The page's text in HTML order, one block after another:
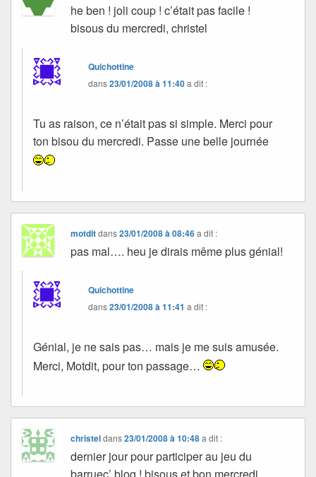
he ben ! joli coup ! c’était pas facile !
bisous du mercredi, christel
Quichottine
dans23/01/2008 à 11:40a dit :
Tu as raison, ce n’était pas si simple. Merci pour
ton bisou du mercredi. Passe une belle journée
motditdans23/01/2008 à 08:46 a dit :
pas mal…. heu je dirais même plus génial!
Quichottine
dans23/01/2008 à 11:41 a dit :
Génial, je ne sais pas… mais je me suis amusée.
Merci, Motdit, pour ton passage…
christeldans23/01/2008 à 10:48 a dit :
dernier jour pour participer au jeu du